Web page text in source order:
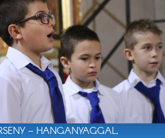
– HANGANYAGGAL,